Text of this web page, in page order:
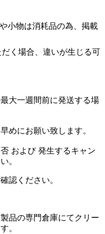
小物は消耗品の為、掲載
く場合、違いが生じる可
大一週間前に発送する場
めにお願い致します。
および 発生するキャン
。
認ください。
品の専門倉庫にてクリー
。